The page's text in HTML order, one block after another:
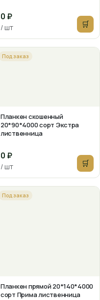
0 ₽
/ шт 🛒
Под заказ
Планкен скошенный
20*90*4000 сорт Экстра
лиственница
0 ₽
/ шт 🛒
Под заказ
Планкен прямой 20*140*4000
сорт Прима лиственница